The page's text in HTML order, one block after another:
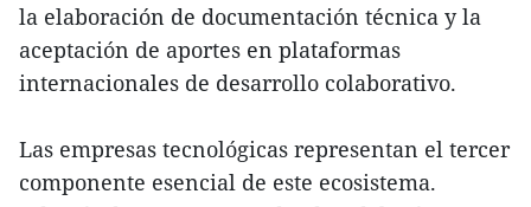
la elaboración de documentación técnica y la
aceptación de aportes en plataformas
internacionales de desarrollo colaborativo.
Las empresas tecnológicas representan el tercer
componente esencial de este ecosistema.